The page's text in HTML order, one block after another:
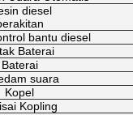
diesel
bantu diesel
Baterai
Baterai
suara
Kopel
Kopling